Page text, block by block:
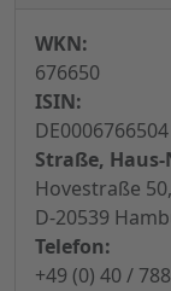
WKN:
676650
ISIN:
DE0006766504
Straße, Haus-
Hovestraße 50,
D-20539
Telefon:
+49 (0) 40 /